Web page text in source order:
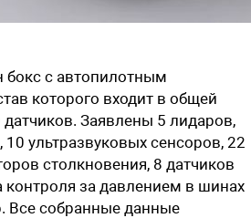
бокс с автопилотным
которого входит в общей
Заявлены 5 лидаров,
ультразвуковых сенсоров, 22
столкновения, 8 датчиков
контроля за давлением в шинах
Все собранные данные